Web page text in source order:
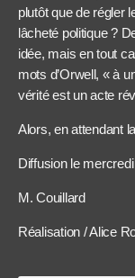
plutôt que de régler
lâcheté politique ?
idée, mais en tout
mots d’Orwell, « à
vérité est un acte
Alors, en attendant
Diffusion le
M. Couillard
Réalisation / Alice